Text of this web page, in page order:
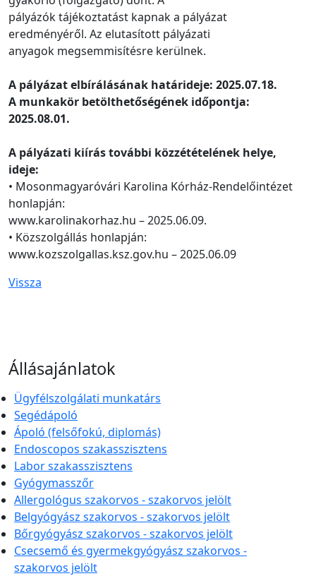
pályázók tájékoztatást kapnak a pályázat
eredményéről. Az elutasított pályázati
anyagok megsemmisítésre kerülnek.
A pályázat elbírálásának határideje: 2025.07.18.
A munkakör betölthetőségének időpontja:
2025.08.01.
A pályázati kiírás további közzétételének helye,
ideje:
• Mosonmagyaróvári Karolina Kórház-Rendelőintézet
honlapján:
www.karolinakorhaz.hu – 2025.06.09.
• Közszolgállás honlapján:
www.kozszolgallas.ksz.gov.hu – 2025.06.09
Vissza
Állásajánlatok
Ügyfélszolgálati munkatárs
Segédápoló
Ápoló (felsőfokú, diplomás)
Endoscopos szakasszisztens
Labor szakasszisztens
Gyógymasszőr
Allergológus szakorvos - szakorvos jelölt
Belgyógyász szakorvos - szakorvos jelölt
Bőrgyógyász szakorvos - szakorvos jelölt
Csecsemő és gyermekgyógyász szakorvos -
szakorvos jelölt